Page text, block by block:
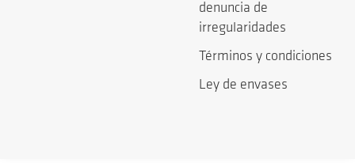
denuncia de
irregularidades
Términos y condiciones
Ley de envases